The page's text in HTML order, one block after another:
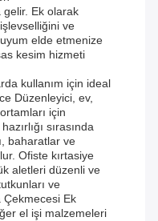
gelir. Ek olarak
ve
elde etmenize
kesim hizmeti
kullanım için ideal
Düzenleyici, ev,
için
sırasında
baharatlar ve
Ofiste kırtasiye
aletleri düzenli ve
ve
Ek
el işi malzemeleri